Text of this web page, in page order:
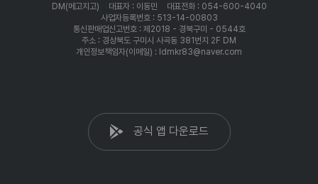
DM(메고지고) 대표자 : 이동민
대표전화 : 054-600-4040
사업자등록번호 : 513-14-00803
통신판매업신고번호 : 제2018 - 경북구미 - 0544호
주소 : 경상북도 구미시 사곡동 381번지 2F DM
개인정보책임자(이메일) : ldmkr83@naver.com
공식 앱 다운로드